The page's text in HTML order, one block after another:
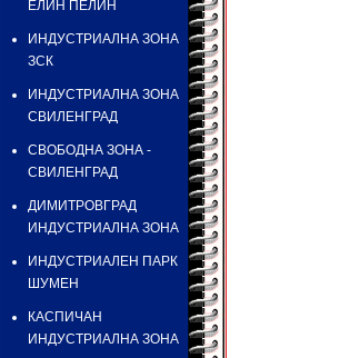
ЕЛИН ПЕЛИН
ИНДУСТРИАЛНА ЗОНА
ЗСК
ИНДУСТРИАЛНА ЗОНА
СВИЛЕНГРАД
СВОБОДНА ЗОНА -
СВИЛЕНГРАД
ДИМИТРОВГРАД
ИНДУСТРИАЛНА ЗОНА
ИНДУСТРИАЛЕН ПАРК
ШУМЕН
КАСПИЧАН
ИНДУСТРИАЛНА ЗОНА